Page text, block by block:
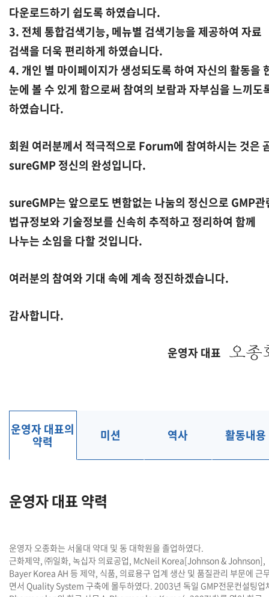
다운로드하기 쉽도록 하였습니다.
3. 전체 통합검색기능, 메뉴별 검색기능을 제공하여 자료
검색을 더욱 편리하게 하였습니다.
4. 개인 별 마이페이지가 생성되도록 하여 자신의 활동을
눈에 볼 수 있게 함으로써 참여의 보람과 자부심을 느끼도
하였습니다.
회원 여러분께서 적극적으로 Forum에 참여하시는 것은
sureGMP 정신의 완성입니다.
sureGMP는 앞으로도 변함없는 나눔의 정신으로 GMP관
법규정보와 기술정보를 신속히 추적하고 정리하여 함께
나누는 소임을 다할 것입니다.
여러분의 참여와 기대 속에 계속 정진하겠습니다.
감사합니다.
운영자 대표
운영자 대표의
약력 미션 역사 활동내용
운영자 대표 약력
운영자 오종화는 서울대 약대 및 동 대학원을 졸업하였다.
근화제약, ㈜일화, 녹십자 의료공업, McNeil Korea[Johnson & Johnson],
Bayer Korea AH 등 제약, 식품, 의료용구 업계 생산 및 품질관리 부문에 근
면서 Quality System 구축에 몰두하였다. 2003년 독일 GMP전문컨설팅업